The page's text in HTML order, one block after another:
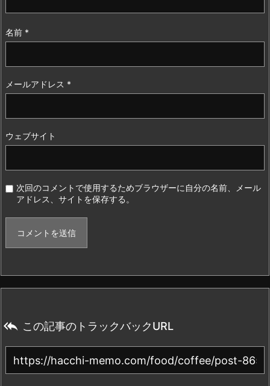
名前 *
メールアドレス *
ウェブサイト
次回のコメントで使用するためブラウザーに自分の名前、メール
アドレス、サイトを保存する。
 この記事のトラックバックURL